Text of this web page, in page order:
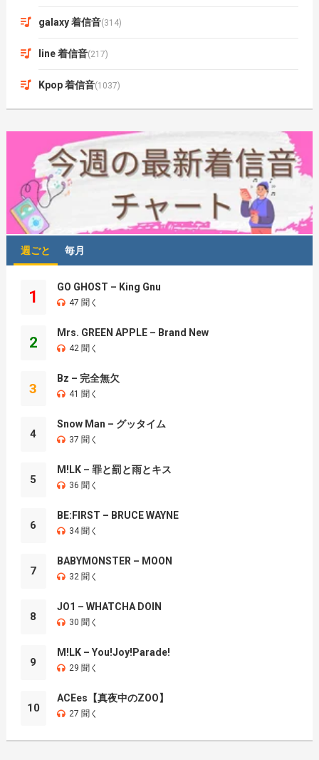
galaxy 着信音(314)
line 着信音(217)
Kpop 着信音(1037)
週ごと 毎月
1
GO GHOST – King Gnu
47 聞く
2
Mrs. GREEN APPLE – Brand New
42 聞く
3
Bz – 完全無欠
41 聞く
4
Snow Man – グッタイム
37 聞く
5
M!LK – 罪と罰と雨とキス
36 聞く
6
BE:FIRST – BRUCE WAYNE
34 聞く
7
BABYMONSTER – MOON
32 聞く
8
JO1 – WHATCHA DOIN
30 聞く
9
M!LK – You!Joy!Parade!
29 聞く
10
ACEes【真夜中のZOO】
27 聞く